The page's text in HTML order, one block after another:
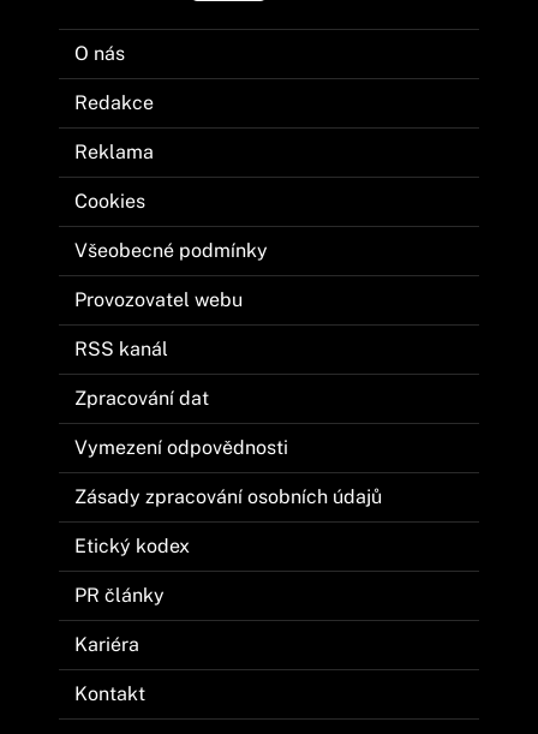
O nás
Redakce
Reklama
Cookies
Všeobecné podmínky
Provozovatel webu
RSS kanál
Zpracování dat
Vymezení odpovědnosti
Zásady zpracování osobních údajů
Etický kodex
PR články
Kariéra
Kontakt